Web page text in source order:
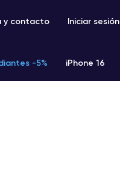
y contacto Iniciar sesión
-5% iPhone 16